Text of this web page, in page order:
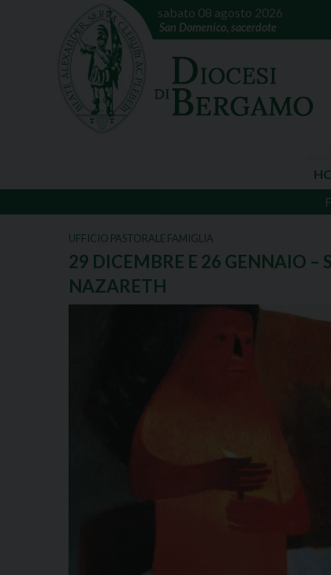
sabato 08 agosto 2026
San Domenico, sacerdote
UFFICIO PASTORALE FAMIGLIA
29 DICEMBRE E 26 GENNAIO –
NAZARETH